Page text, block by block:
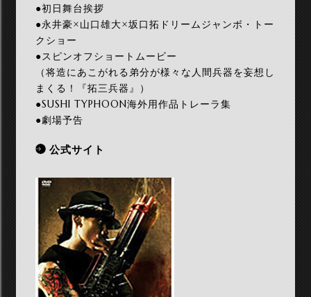
●初日舞台挨拶
●永井豪×山口雄大×坂口拓ドリームジャンボ・トー
クショー
●スピンオフショートムービー
（将造にあこがれる弟分が様々な人間兵器を妄想し
まくる！『拓三兵器』）
●SUSHI TYPHOON海外用作品トレーラ集
●劇場予告
公式サイト